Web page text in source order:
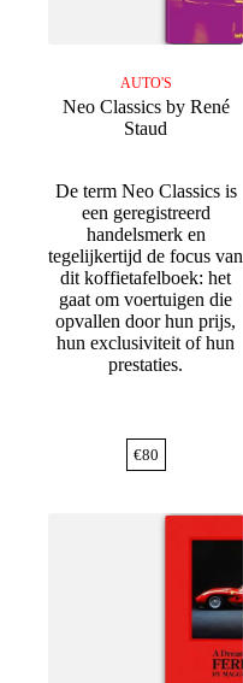
AUTO'S
Neo Classics by René
Staud
De term Neo Classics is
een geregistreerd
handelsmerk en
tegelijkertijd de focus van
dit koffietafelboek: het
gaat om voertuigen die
opvallen door hun prijs,
hun exclusiviteit of hun
prestaties.
€80